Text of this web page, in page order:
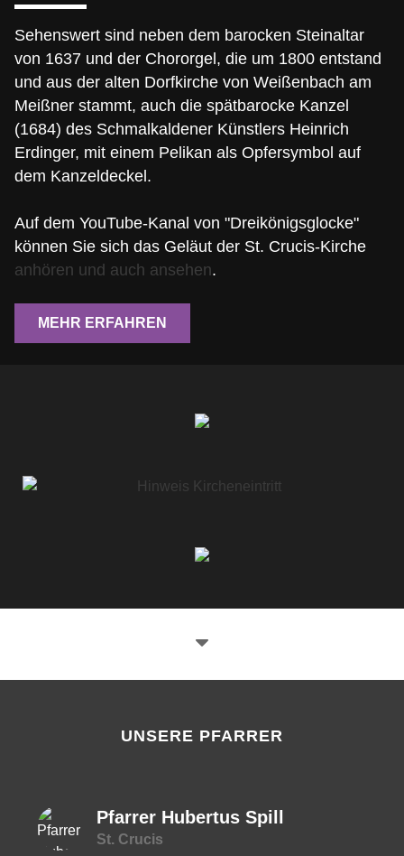
Sehenswert sind neben dem barocken Steinaltar
von 1637 und der Chororgel, die um 1800 entstand
und aus der alten Dorfkirche von Weißenbach am
Meißner stammt, auch die spätbarocke Kanzel
(1684) des Schmalkaldener Künstlers Heinrich
Erdinger, mit einem Pelikan als Opfersymbol auf
dem Kanzeldeckel.
Auf dem YouTube-Kanal von "Dreikönigsglocke"
können Sie sich das Geläut der St. Crucis-Kirche
anhören und auch ansehen.
MEHR ERFAHREN
UNSERE PFARRER
Pfarrer Hubertus Spill
St. Crucis